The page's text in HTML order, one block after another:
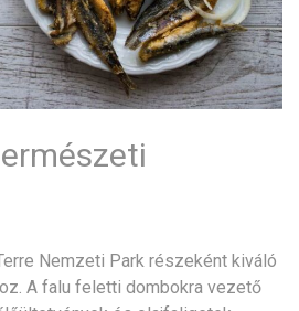
Nemzeti Park részeként kiváló
A falu feletti dombokra vezető